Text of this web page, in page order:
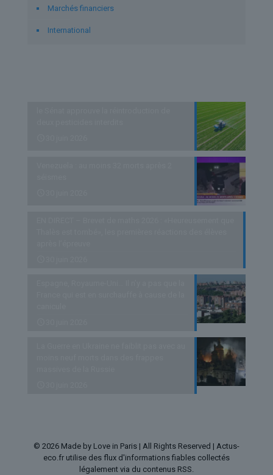
Marchés financiers
International
© 2026 Made by Love in Paris | All Rights Reserved | Actus-
eco.fr utilise des flux d'informations fiables collectés
légalement via du contenus RSS.